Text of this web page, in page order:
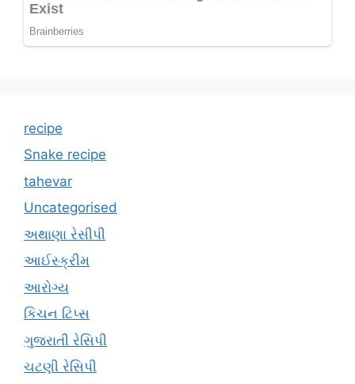
recipe
Snake recipe
tahevar
Uncategorised
અથાણા રેસીપી
આઈસ્ક્રીમ
આરોગ્ય
કિચન ટિપ્સ
ગુજરાતી રેસિપી
ચટણી રેસિપી